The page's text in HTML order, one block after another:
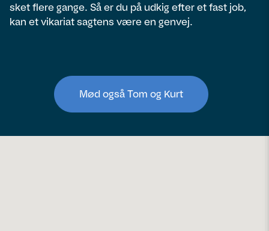
sket flere gange. Så er du på udkig efter et fast job,
kan et vikariat sagtens være en genvej.
Mød også Tom og Kurt